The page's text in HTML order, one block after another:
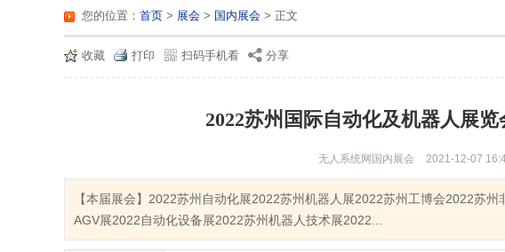
您的位置： 首页 > 展会 > 国内展会 > 正文
收藏 打印 扫码手机看 分享
2022苏州国际自动化及机器人展览
无人系统网国内展会 2021-12-07
【本届展会】2022苏州自动化展2022苏州机器人展2022苏州工博会2022苏
AGV展2022自动化设备展2022苏州机器人技术展2022...